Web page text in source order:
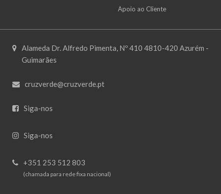
Apoio ao Cliente
Alameda Dr. Alfredo Pimenta, Nº 410 4810-420 Azurém -
Guimarães
cruzverde@cruzverde.pt
Siga-nos
Siga-nos
+351 253 512 803
(chamada para rede fixa nacional)